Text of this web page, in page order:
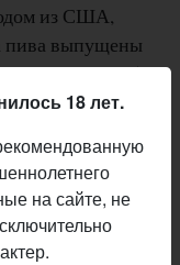
из США,
пива выпущены
— Widawa 5th
BA и
Series —
18 лет.
на сайте, не